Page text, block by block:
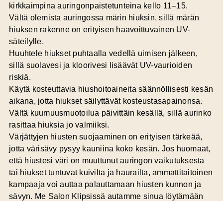
kirkkaimpina auringonpaistetunteina kello 11–15.
Vältä olemista auringossa märin hiuksin, sillä märän
hiuksen rakenne on erityisen haavoittuvainen UV-
säteilylle.
Huuhtele hiukset puhtaalla vedellä uimisen jälkeen,
sillä suolavesi ja kloorivesi lisäävät UV-vaurioiden
riskiä.
Käytä kosteuttavia hiushoitoaineita säännöllisesti kesän
aikana, jotta hiukset säilyttävät kosteustasapainonsa.
Vältä kuumuusmuotoilua päivittäin kesällä, sillä aurinko
rasittaa hiuksia jo valmiiksi.
Värjättyjen hiusten suojaaminen on erityisen tärkeää,
jotta värisävy pysyy kauniina koko kesän. Jos huomaat,
että hiustesi väri on muuttunut auringon vaikutuksesta
tai hiukset tuntuvat kuivilta ja haurailta, ammattitaitoinen
kampaaja voi auttaa palauttamaan hiusten kunnon ja
sävyn. Me Salon Klipsissä autamme sinua löytämään